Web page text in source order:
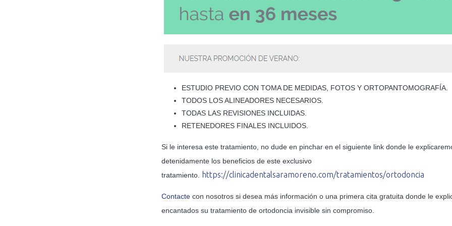
ESTUDIO PREVIO CON TOMA DE MEDIDAS, FOTOS Y ORTOPANTOMOGRAFÍA.
TODOS LOS ALINEADORES NECESARIOS.
TODAS LAS REVISIONES INCLUIDAS.
RETENEDORES FINALES INCLUIDOS.
Si le interesa este tratamiento, no dude en pinchar en el siguiente link donde le
detenidamente los beneficios de este exclusivo
tratamiento.
https://clinicadentalsaramoreno.com/tratamientos/ortodoncia
Contactecon nosotros si desea más información o una primera cita gratuita donde le
encantados su tratamiento de ortodoncia invisible sin compromiso.